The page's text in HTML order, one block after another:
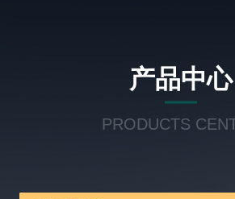
产品中心
PRODUCTS